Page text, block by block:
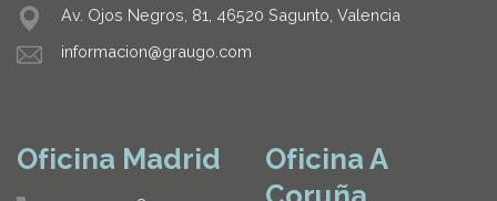
Oficina Madrid
Av. Ojos Negros, 81, 46520 Sagunto, Valencia
informacion@graugo.com
Oficina A